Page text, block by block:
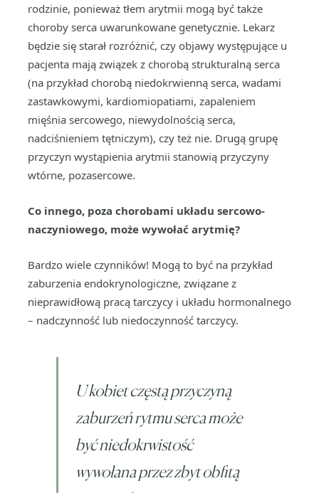
rodzinie, ponieważ tłem arytmii mogą być także
choroby serca uwarunkowane genetycznie. Lekarz
będzie się starał rozróżnić, czy objawy występujące u
pacjenta mają związek z chorobą strukturalną serca
(na przykład chorobą niedokrwienną serca, wadami
zastawkowymi, kardiomiopatiami, zapaleniem
mięśnia sercowego, niewydolnością serca,
nadciśnieniem tętniczym), czy też nie. Drugą grupę
przyczyn wystąpienia arytmii stanowią przyczyny
wtórne, pozasercowe.
Co innego, poza chorobami układu sercowo-
naczyniowego, może wywołać arytmię?
Bardzo wiele czynników! Mogą to być na przykład
zaburzenia endokrynologiczne, związane z
nieprawidłową pracą tarczycy i układu hormonalnego
– nadczynność lub niedoczynność tarczycy.
U kobiet częstą przyczyną
zaburzeń rytmu serca może
być niedokrwistość
wywołana przez zbyt obfitą